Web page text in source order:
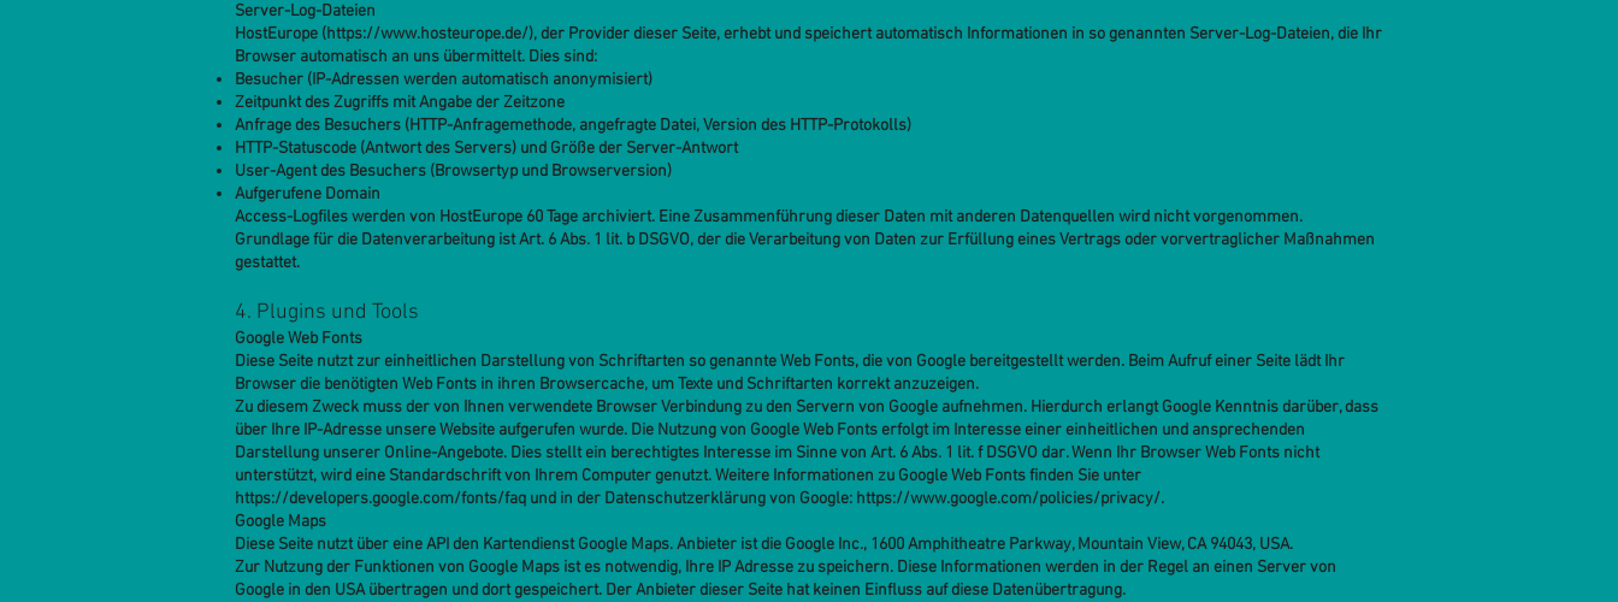
Server-Log-Dateien
HostEurope (https://www.hosteurope.de/), der Provider dieser Seite, erhebt und speichert automatisch Informationen in so genannten Server-Log-Dateien, die Ihr
Browser automatisch an uns übermittelt. Dies sind:
Besucher (IP-Adressen werden automatisch anonymisiert)
Zeitpunkt des Zugriffs mit Angabe der Zeitzone
Anfrage des Besuchers (HTTP-Anfragemethode, angefragte Datei, Version des HTTP-Protokolls)
HTTP-Statuscode (Antwort des Servers) und Größe der Server-Antwort
User-Agent des Besuchers (Browsertyp und Browserversion)
Aufgerufene Domain
Access-Logfiles werden von HostEurope 60 Tage archiviert. Eine Zusammenführung dieser Daten mit anderen Datenquellen wird nicht vorgenommen.
Grundlage für die Datenverarbeitung ist Art. 6 Abs. 1 lit. b DSGVO, der die Verarbeitung von Daten zur Erfüllung eines Vertrags oder vorvertraglicher Maßnahmen
gestattet.
4. Plugins und Tools
Google Web Fonts
Diese Seite nutzt zur einheitlichen Darstellung von Schriftarten so genannte Web Fonts, die von Google bereitgestellt werden. Beim Aufruf einer Seite lädt Ihr
Browser die benötigten Web Fonts in ihren Browsercache, um Texte und Schriftarten korrekt anzuzeigen.
Zu diesem Zweck muss der von Ihnen verwendete Browser Verbindung zu den Servern von Google aufnehmen. Hierdurch erlangt Google Kenntnis darüber, dass
über Ihre IP-Adresse unsere Website aufgerufen wurde. Die Nutzung von Google Web Fonts erfolgt im Interesse einer einheitlichen und ansprechenden
Darstellung unserer Online-Angebote. Dies stellt ein berechtigtes Interesse im Sinne von Art. 6 Abs. 1 lit. f DSGVO dar. Wenn Ihr Browser Web Fonts nicht
unterstützt, wird eine Standardschrift von Ihrem Computer genutzt. Weitere Informationen zu Google Web Fonts finden Sie unter
https://developers.google.com/fonts/faq und in der Datenschutzerklärung von Google: https://www.google.com/policies/privacy/.
Google Maps
Diese Seite nutzt über eine API den Kartendienst Google Maps. Anbieter ist die Google Inc., 1600 Amphitheatre Parkway, Mountain View, CA 94043, USA.
Zur Nutzung der Funktionen von Google Maps ist es notwendig, Ihre IP Adresse zu speichern. Diese Informationen werden in der Regel an einen Server von
Google in den USA übertragen und dort gespeichert. Der Anbieter dieser Seite hat keinen Einfluss auf diese Datenübertragung.